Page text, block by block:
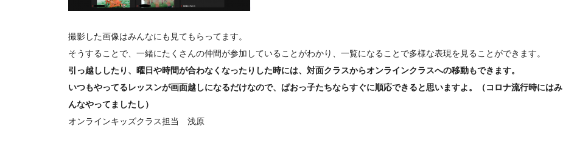
撮影した画像はみんなにも見てもらってます。
そうすることで、一緒にたくさんの仲間が参加していることがわかり、一覧になることで多様な表現を見ることができます。
引っ越ししたり、曜日や時間が合わなくなったりした時には、対面クラスからオンラインクラスへの移動もできます。
いつもやってるレッスンが画面越しになるだけなので、ぱおっ子たちならすぐに順応できると思いますよ。（コロナ流行時にはみ
んなやってましたし）
オンラインキッズクラス担当 浅原